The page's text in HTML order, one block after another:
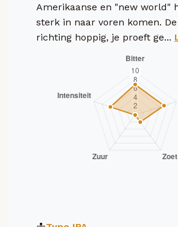
Amerikaanse en "new world"
sterk in naar voren komen.
richting hoppig, je proeft ge...